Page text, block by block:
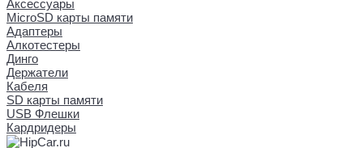
Аксессуары
MicroSD карты памяти
Адаптеры
Алкотестеры
Динго
Держатели
Кабеля
SD карты памяти
USB Флешки
Кардридеры